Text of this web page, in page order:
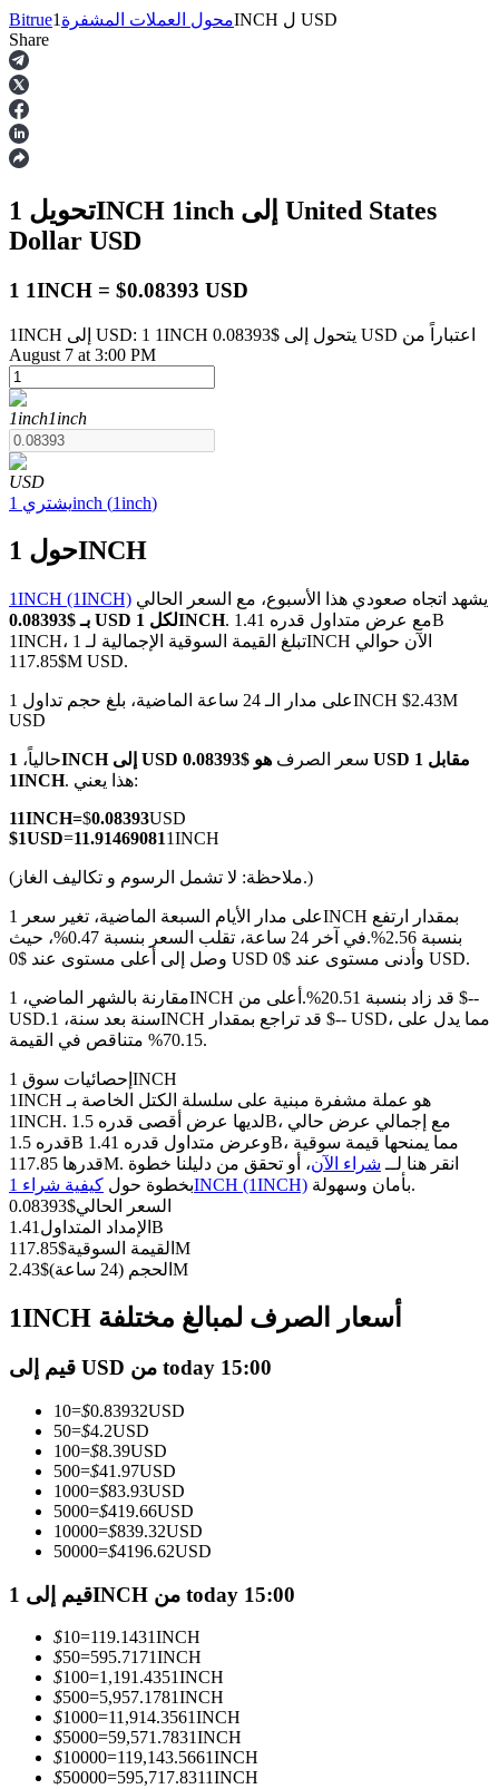
العقود الآجلة
العقود الآجلة USDT
العقود الآجلة لـ COIN-M
العقود الآجلة للعملات المشفرة
مشتقات الأسهم والعملات الأجنبية والمعادن الثمينة والسلع
العقود الآجلة USDC
نسخ التداول
انضم إلى أفضل المتداولين
كن متداول نسخ
Bitrue محول العملات المشفرة1INCH ل USD
Share
تحويل 1INCH 1inch
Dollar USD
1 1INCH = $0.08393 USD
1INCH إلى USD: 1 1INCH يتحول إلى $0.08393 USD اعتباراً من
August 7 at 3:00 PM
1inch1inch
USD
يشتري1inch (1inch)
حول 1INCH
1INCH (1INCH) يشهد اتجاه صعودي هذا الأسبوع، مع السعر الحالي
بـ $0.08393 USD لكل 1INCH. مع عرض متداول قدره 1.41B
1INCH، تبلغ القيمة السوقية الإجمالية لـ 1INCH الآن حوالي
$117.85M USD.
على مدار الـ 24 ساعة الماضية، بلغ حجم تداول 1INCH $2.43M
USD
حالياً، 1INCH إلى USD سعر الصرف
هو $0.08393 USD مقابل 1
1INCH
. هذا يعني:
11INCH=$0.08393USD
$1USD=11.914690811INCH
(ملاحظة: لا تشمل الرسوم و تكاليف الغاز.)
على مدار الأيام السبعة الماضية، تغير سعر 1INCH بمقدار ارتفع
بنسبة 2.56%.
في آخر 24 ساعة، تقلب السعر بنسبة 0.47%، حيث
وصل إلى أعلى مستوى عند $0 USD وأدنى مستوى عند $0 USD.
مقارنة بالشهر الماضي، 1INCH قد زاد بنسبة 20.51%.أعلى من $--
USD.سنة بعد سنة، 1INCH قد تراجع بمقدار $-- USD، مما يدل على
70.15% متناقص في القيمة.
إحصائيات سوق 1INCH
1INCH هو عملة مشفرة مبنية على سلسلة الكتل الخاصة بـ
1INCH. لديها عرض أقصى قدره 1.5B، مع إجمالي عرض حالي
قدره 1.5B وعرض متداول قدره 1.41B، مما يمنحها قيمة سوقية
قدرها 117.85M. انقر هنا لــ شراء الآن، أو تحقق من دليلنا خطوة
بخطوة حولكيفية شراء 1INCH (1INCH)
بأمان وسهولة.
السعر الحالي$
0.08393
الإمداد المتداول 1.41B
القيمة السوقية$
117.85M
الحجم (24 ساعة)
$ 2.43M
1INCH أسعار الصرف لمبالغ مختلفة
قيم إلى USD من today 15:00
10=$0.83932USD
50=$4.2USD
100=$8.39USD
500=$41.97USD
1000=$83.93USD
5000=$419.66USD
10000=$839.32USD
50000=$4196.62USD
قيم إلى 1INCH من today 15:00
$10=119.1431INCH
$50=595.7171INCH
$100=1,191.4351INCH
$500=5,957.1781INCH
$1000=11,914.3561INCH
$5000=59,571.7831INCH
$10000=119,143.5661INCH
$50000=595,717.8311INCH